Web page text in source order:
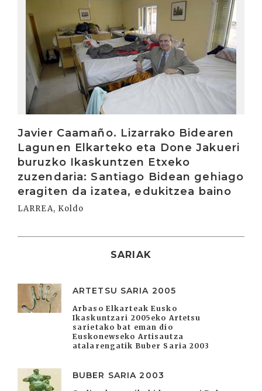
Javier Caamaño. Lizarrako Bidearen
Lagunen Elkarteko eta Done Jakueri
buruzko Ikaskuntzen Etxeko
zuzendaria: Santiago Bidean gehiago
eragiten da izatea, edukitzea baino
LARREA, Koldo
SARIAK
ARTETSU SARIA 2005
Arbaso Elkarteak Eusko
Ikaskuntzari 2005eko Artetsu
sarietako bat eman dio
Euskonewseko Artisautza
atalarengatik Buber Saria 2003
BUBER SARIA 2003